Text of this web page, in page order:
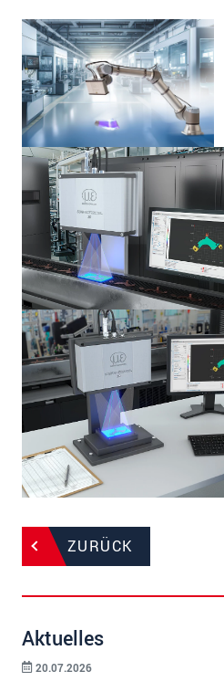
ZURÜCK
Aktuelles
20.07.2026